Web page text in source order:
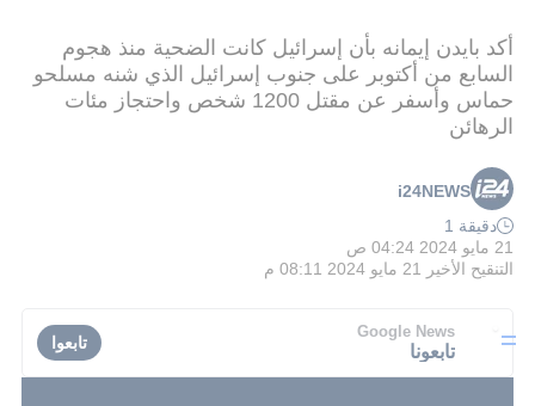
أكد بايدن إيمانه بأن إسرائيل كانت الضحية منذ هجوم
السابع من أكتوبر على جنوب إسرائيل الذي شنه مسلحو
حماس وأسفر عن مقتل 1200 شخص واحتجاز مئات
الرهائن
i24NEWS
دقيقة 1
21 مايو 2024 04:24 ص
التنقيح الأخير
21 مايو 2024 08:11 م
Google News
تابعونا تابعوا